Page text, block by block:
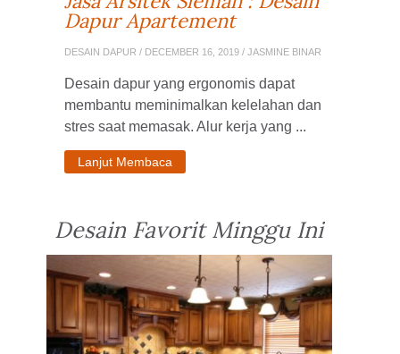
Dapur Apartement
DESAIN DAPUR / DECEMBER 16, 2019 / JASMINE BINAR
Desain dapur yang ergonomis dapat
membantu meminimalkan kelelahan dan
stres saat memasak. Alur kerja yang ...
Lanjut Membaca
Desain Favorit Minggu Ini